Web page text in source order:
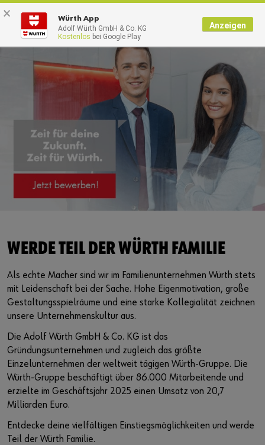
WERDE TEIL DER WÜRTH FAMILIE
Als echte Macher sind wir im Familienunternehmen Würth stets
mit Leidenschaft bei der Sache. Hohe Eigenmotivation, große
Gestaltungsspielräume und eine starke Kollegialität zeichnen
unsere Unternehmenskultur aus.
Die Adolf Würth GmbH & Co. KG ist das
Gründungsunternehmen und zugleich das größte
Einzelunternehmen der weltweit tägigen Würth-Gruppe. Die
Würth-Gruppe beschäftigt über 86.000 Mitarbeitende und
erzielte im Geschäftsjahr 2025 einen Umsatz von 20,7
Milliarden Euro.
Entdecke deine vielfältigen Einstiegsmöglichkeiten und werde
Teil der Würth Familie.
× Würth App
Adolf Würth GmbH & Co. KG
Kostenlos bei Google Play
Anzeigen